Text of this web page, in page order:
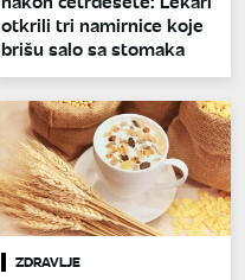
otkrili tri namirnice koje
brišu salo sa stomaka
ZDRAVLJE